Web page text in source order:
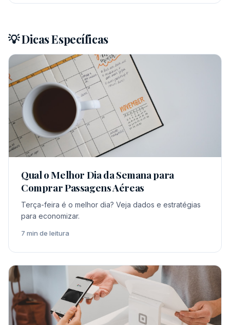
💡 Dicas Específicas
Qual o Melhor Dia da Semana para
Comprar Passagens Aéreas
Terça-feira é o melhor dia? Veja dados e estratégias
para economizar.
7 min de leitura